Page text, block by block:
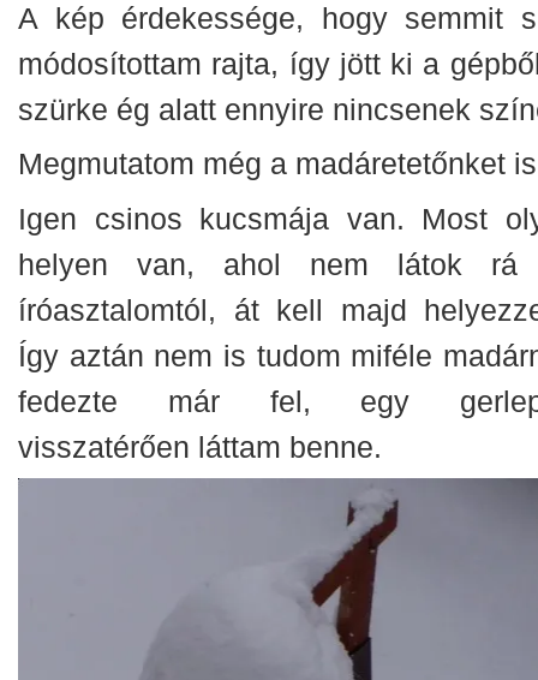
A kép érdekessége, hogy semmit
módosítottam rajta, így jött ki a
szürke ég alatt ennyire nincsenek
Megmutatom még a madáretetőnket
Igen csinos kucsmája van. Most
helyen van, ahol nem látok rá
íróasztalomtól, át kell majd
Így aztán nem is tudom miféle
fedezte már fel, egy
visszatérően láttam benne.